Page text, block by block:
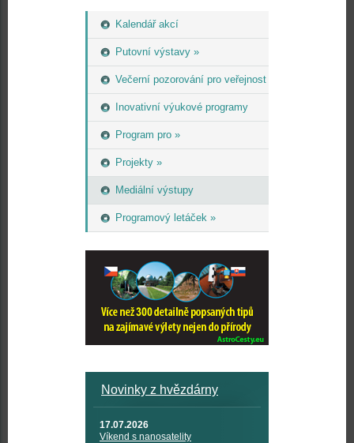
Kalendář akcí
Putovní výstavy »
Večerní pozorování pro veřejnost
Inovativní výukové programy
Program pro »
Projekty »
Mediální výstupy
Programový letáček »
Novinky z hvězdárny
17.07.2026
Víkend s nanosatelity